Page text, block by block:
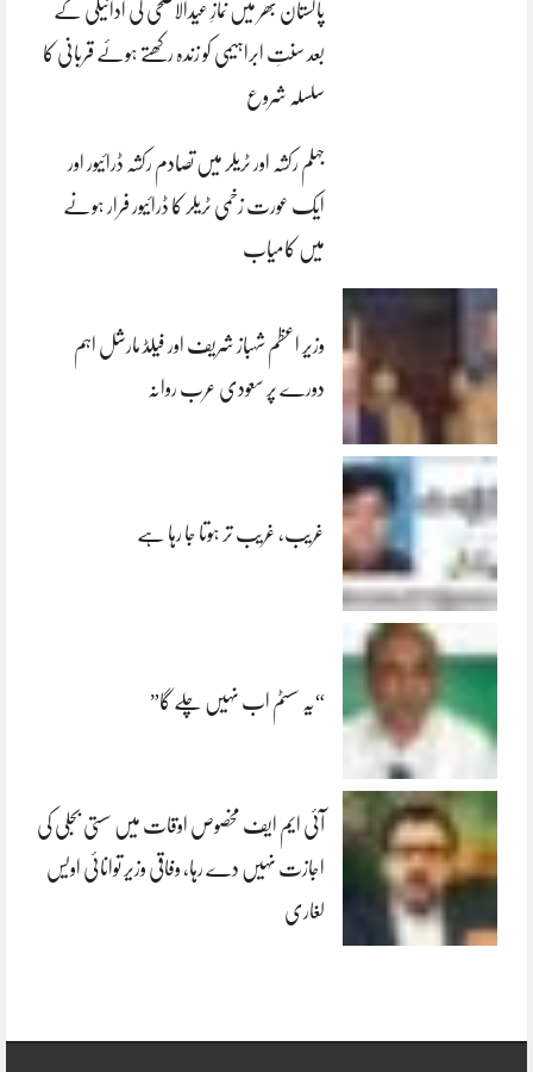
پاکستان بھر میں نمازِ عیدالاضحی کی ادائیگی کے
بعد سنتِ ابراہیمی کو زندہ رکھتے ہوئے قربانی کا
سلسلہ شروع
جہلم رکشہ اور ٹریلر میں تصادم رکشہ ڈرائیور اور
ایک عورت زخمی ٹریلر کا ڈرائیور فرار ہونے
میں کامیاب
وزیر اعظم شہباز شریف اور فیلڈ مارشل اہم
دورے پر سعودی عرب روانہ
غریب، غریب تر ہوتا جا رہا ہے
“یہ سسٹم اب نہیں چلے گا”
آئی ایم ایف مخصوص اوقات میں سستی بجلی کی
اجازت نہیں دے رہا، وفاقی وزیر توانائی اویس
لغاری